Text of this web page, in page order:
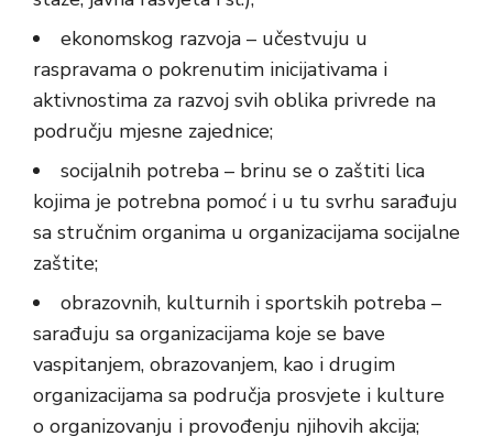
ekonomskog razvoja – učestvuju u
raspravama o pokrenutim inicijativama i
aktivnostima za razvoj svih oblika privrede na
području mjesne zajednice;
socijalnih potreba – brinu se o zaštiti lica
kojima je potrebna pomoć i u tu svrhu sarađuju
sa stručnim organima u organizacijama socijalne
zaštite;
obrazovnih, kulturnih i sportskih potreba –
sarađuju sa organizacijama koje se bave
vaspitanjem, obrazovanjem, kao i drugim
organizacijama sa područja prosvjete i kulture
o organizovanju i provođenju njihovih akcija;